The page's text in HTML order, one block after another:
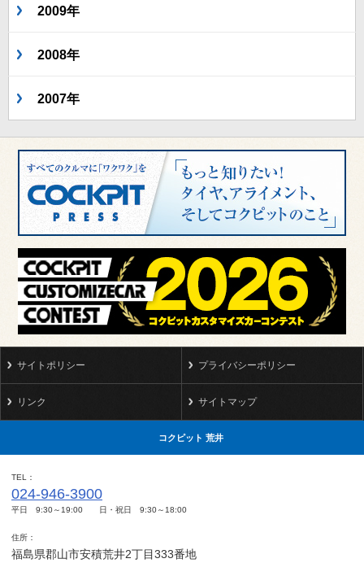
2009年
2008年
2007年
サイトポリシー プライバシーポリシー
リンク サイトマップ
コクピット 荒井
TEL
024-946-3900
平日 9:30～19:00 日・祝日 9:30～18:00
住所
福島県郡山市安積荒井2丁目333番地